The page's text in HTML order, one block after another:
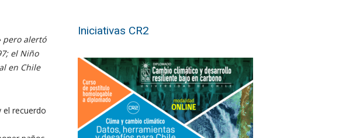
pero alertó
el Niño
en Chile
el recuerdo
Iniciativas CR2